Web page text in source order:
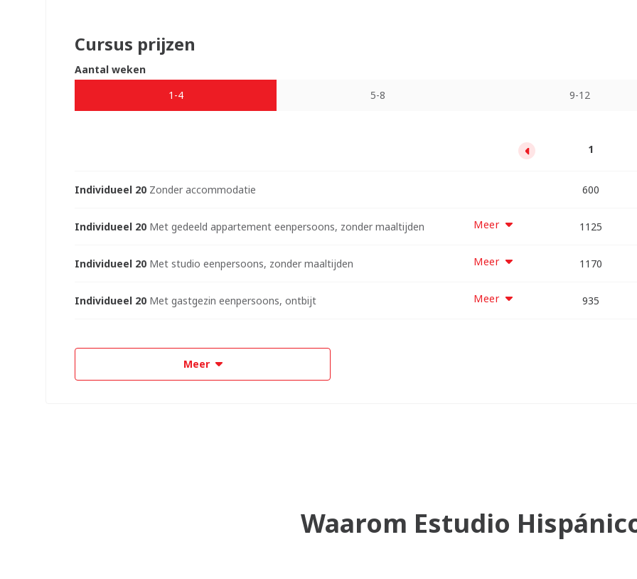
Cursus prijzen
Aantal weken
1-4
5-8 9-12
Individueel 20 Zonder accommodatie
Individueel 20 Met gedeeld appartement eenpersoons, zonder maaltijden Meer
Individueel 20 Met studio eenpersoons, zonder maaltijden Meer
Individueel 20 Met gastgezin eenpersoons, ontbijt Meer
1
600
1125
1170
935
5
3000
5625
5850
4675
9
5400
10125
10530
8415
13
7800
14625
15210
12155
Meer
Waarom Estudio